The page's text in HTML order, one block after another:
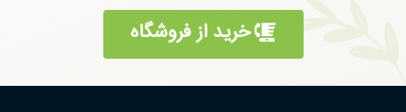
خرید از فروشگاه